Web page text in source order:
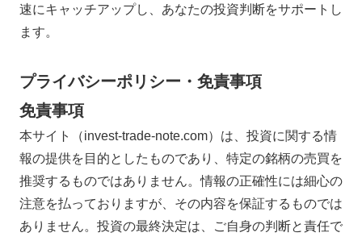
速にキャッチアップし、あなたの投資判断をサポートし
ます。
プライバシーポリシー・免責事項
免責事項
本サイト（invest-trade-note.com）は、投資に関する情
報の提供を目的としたものであり、特定の銘柄の売買を
推奨するものではありません。情報の正確性には細心の
注意を払っておりますが、その内容を保証するものでは
ありません。投資の最終決定は、ご自身の判断と責任で